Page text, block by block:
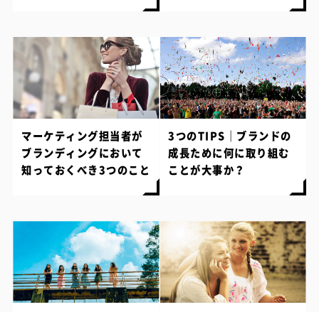
マーケティング担当者が
ブランディングにおいて
知っておくべき3つのこと
3つのTIPS｜ブランドの
成長ために何に取り組む
ことが大事か？